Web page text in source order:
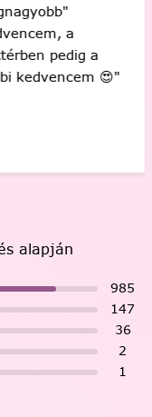
a
pedig a
kedvencem 😍"
alapján
985
147
36
2
1